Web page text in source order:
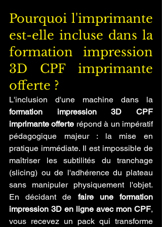
Pourquoi l'imprimante
est-elle incluse dans la
formation impression
3D CPF imprimante
offerte ?
formation impression 3D CPF
imprimante offerte répond à un impératif
pédagogique majeur : la mise en
pratique immédiate. Il est impossible de
maîtriser les subtilités du tranchage
(slicing) ou de l'adhérence du plateau
sans manipuler physiquement l'objet.
En décidant de faire une formation
impression 3D en ligne avec mon CPF,
vous recevez un pack qui transforme